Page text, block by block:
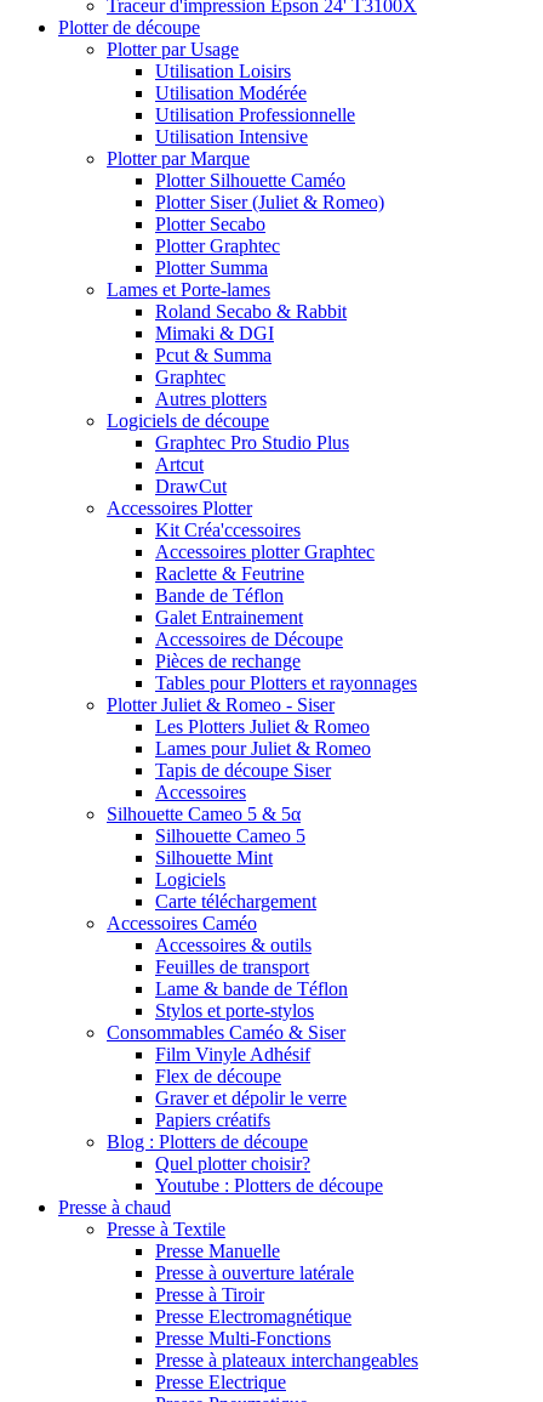
Traceur d'impression Epson 24' T3100X
Plotter de découpe
Plotter par Usage
Utilisation Loisirs
Utilisation Modérée
Utilisation Professionnelle
Utilisation Intensive
Plotter par Marque
Plotter Silhouette Caméo
Plotter Siser (Juliet & Romeo)
Plotter Secabo
Plotter Graphtec
Plotter Summa
Lames et Porte-lames
Roland Secabo & Rabbit
Mimaki & DGI
Pcut & Summa
Graphtec
Autres plotters
Logiciels de découpe
Graphtec Pro Studio Plus
Artcut
DrawCut
Accessoires Plotter
Kit Créa'ccessoires
Accessoires plotter Graphtec
Raclette & Feutrine
Bande de Téflon
Galet Entrainement
Accessoires de Découpe
Pièces de rechange
Tables pour Plotters et rayonnages
Plotter Juliet & Romeo - Siser
Les Plotters Juliet & Romeo
Lames pour Juliet & Romeo
Tapis de découpe Siser
Accessoires
Silhouette Cameo 5 & 5α
Silhouette Cameo 5
Silhouette Mint
Logiciels
Carte téléchargement
Accessoires Caméo
Accessoires & outils
Feuilles de transport
Lame & bande de Téflon
Stylos et porte-stylos
Consommables Caméo & Siser
Film Vinyle Adhésif
Flex de découpe
Graver et dépolir le verre
Papiers créatifs
Blog : Plotters de découpe
Quel plotter choisir?
Youtube : Plotters de découpe
Presse à chaud
Presse à Textile
Presse Manuelle
Presse à ouverture latérale
Presse à Tiroir
Presse Electromagnétique
Presse Multi-Fonctions
Presse à plateaux interchangeables
Presse Electrique